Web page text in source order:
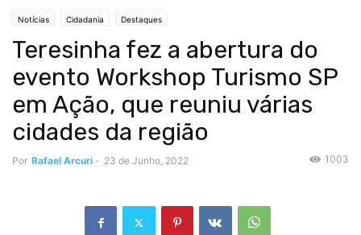
Notícias Cidadania Destaques
Teresinha fez a abertura do
evento Workshop Turismo SP
em Ação, que reuniu várias
cidades da região
Por Rafael Arcuri - 23 de Junho, 2022 1003